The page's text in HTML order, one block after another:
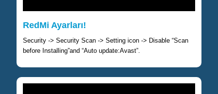
RedMi Ayarları!
Security -> Security Scan -> Setting icon -> Disable “Scan
before Installing”and “Auto update:Avast”.